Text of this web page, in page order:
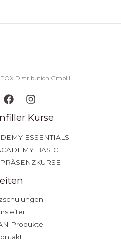
Distribution GmbH.
Kurse
ESSENTIALS
BASIC
Produkte